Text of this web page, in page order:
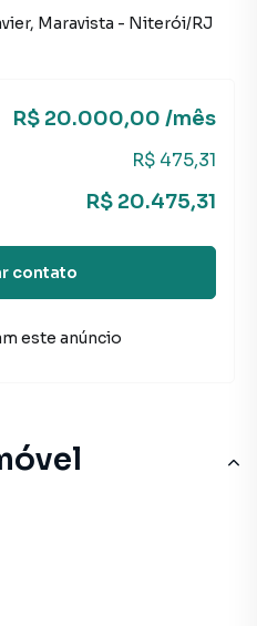
, Maravista - Niterói/RJ
R$ 20.000,00 /mês
R$ 475,31
R$ 20.475,31
contato
este anúncio